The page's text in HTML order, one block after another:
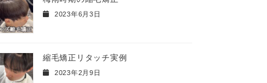
2023年6月3日
縮毛矯正リタッチ実例
2023年2月9日